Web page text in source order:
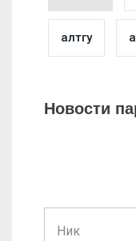
алтгу
Новости